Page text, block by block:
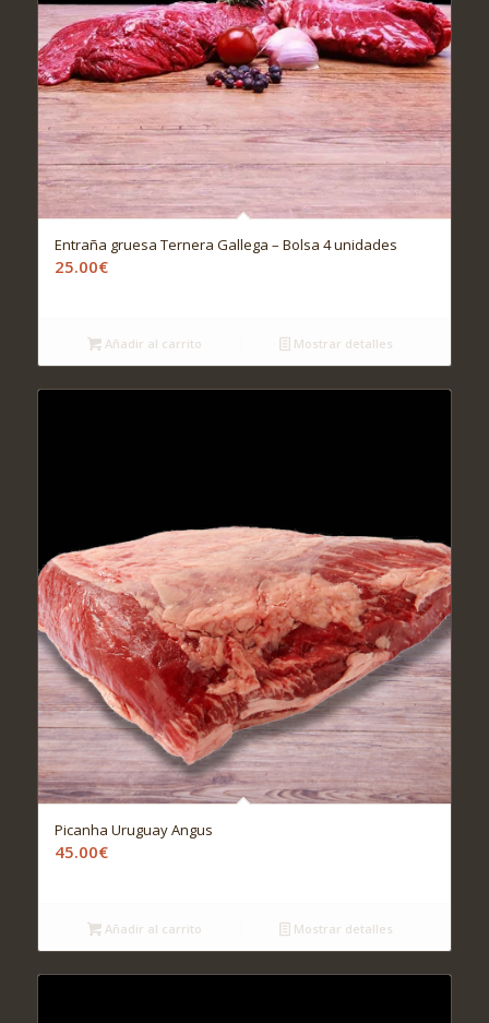
Entraña gruesa Ternera Gallega – Bolsa 4 unidades
25.00€
Añadir al carrito Mostrar detalles
Picanha Uruguay Angus
45.00€
Añadir al carrito Mostrar detalles